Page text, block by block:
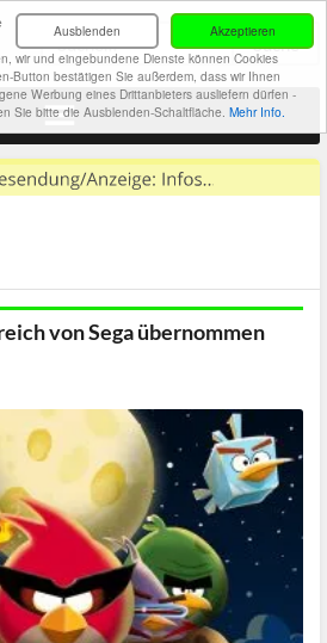
Akzeptieren
Ausblenden
wir und eingebundene Dienste können Cookies
Button bestätigen Sie außerdem, dass wir Ihnen
Werbung eines Drittanbieters ausliefern dürfen -
Sie bitte die Ausblenden-Schaltfläche. Mehr Info.
von Sega übernommen